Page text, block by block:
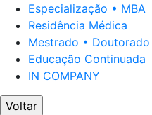
Especialização • MBA
Residência Médica
Mestrado • Doutorado
Educação Continuada
IN COMPANY
Voltar